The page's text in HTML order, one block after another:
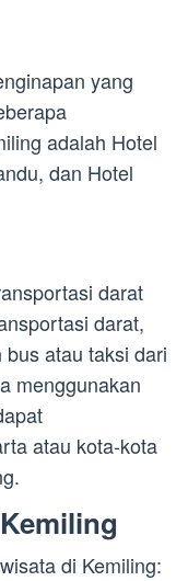
yang
adalah Hotel
dan Hotel
darat
darat,
atau taksi dari
menggunakan
atau kota-kota
di Kemiling: